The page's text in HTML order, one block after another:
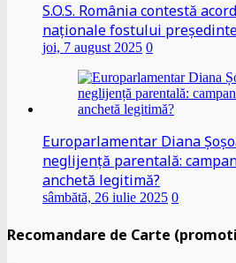
S.O.S. România contestă
naționale fostului
joi, 7 august 2025 0
Europarlamentar Diana
neglijență parentală:
anchetă legitimă?
sâmbătă, 26 iulie 2025 0
Recomandare de Carte